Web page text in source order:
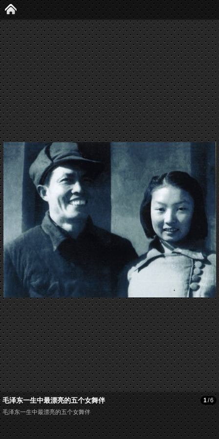
毛泽东一生中最漂亮的五个女舞伴
毛泽东一生中最漂亮的五个女舞伴
1/6